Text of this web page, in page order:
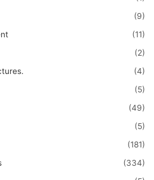
(9)
(11)
(2)
(4)
(5)
(49)
(5)
(181)
(334)